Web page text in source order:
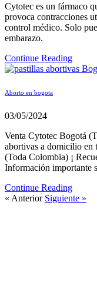
Cytotec es un fármaco
provoca contracciones
control médico. Solo
embarazo.
Continue Reading
Aborto en bogota
03/05/2024
Venta Cytotec Bogotá
abortivas a domicilio en
(Toda Colombia) ¡
Información importante
Continue Reading
« Anterior Siguiente »